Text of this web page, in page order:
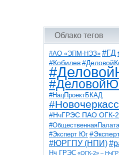
Облако тегов
#АО «ЭПМ-НЭЗ» #ГД
#Кобилев
#НацПроектБКАД
#НчГРЭС ПАО ОГК-2
#ОбщественнаяПалата
#Эксперт Юг
#ЮРГПУ (НПИ)
Нч ГРЭС «ОГК-2» –